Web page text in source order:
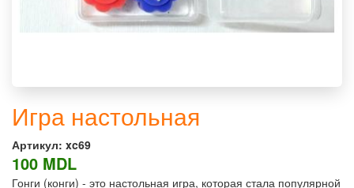
Игра настольная
Артикул: xc69
100 MDL
Гонги (конги) - это настольная игра, которая стала популярной